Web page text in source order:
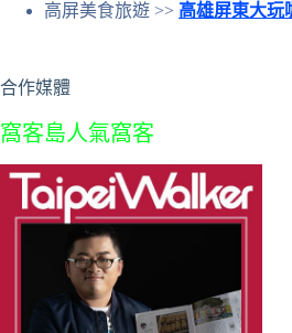
高屏美食旅遊 >> 高雄屏東大玩
合作媒體
窩客島人氣窩客